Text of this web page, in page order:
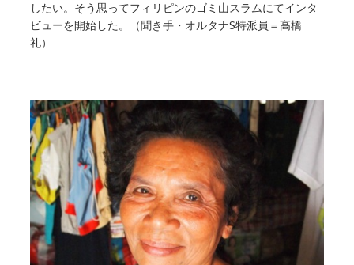
したい。そう思ってフィリピンのゴミ山スラムにてインタ
ビューを開始した。（聞き手・オルタナS特派員＝高橋
礼）